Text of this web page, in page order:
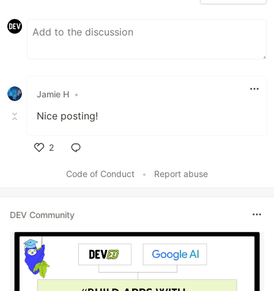
Jamie H •
Nice posting!
2
Code of Conduct
• Report abuse
DEV Community